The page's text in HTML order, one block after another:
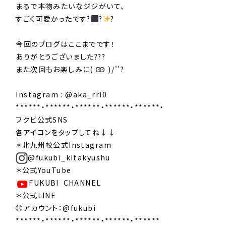
まるで本物みたいなジジがいて、
すごく可愛かったです?‍
? ?
今回のブログはここまでです！
ありがとうございました???
また次回もお楽しみに( Ꙭ )/''?
Instagram : @aka_rri0
******・******・******・******・******・
フクビ公式SNS
各アイコンをタップしてね↓↓
＊北九州校公式Instagram
@fukubi_kitakyushu
＊公式YouTube
FUKUBI CHANNEL
＊公式LINE
◎アカウント：@fukubi
******・******・******・******・******